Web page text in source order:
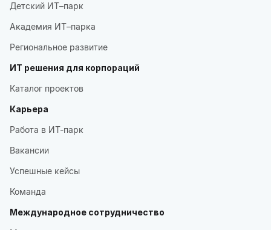
Детский ИТ–парк
Академия ИТ–парка
Региональное развитие
ИТ решения для корпораций
Каталог проектов
Карьера
Работа в ИТ-парк
Вакансии
Успешные кейсы
Команда
Международное сотрудничество